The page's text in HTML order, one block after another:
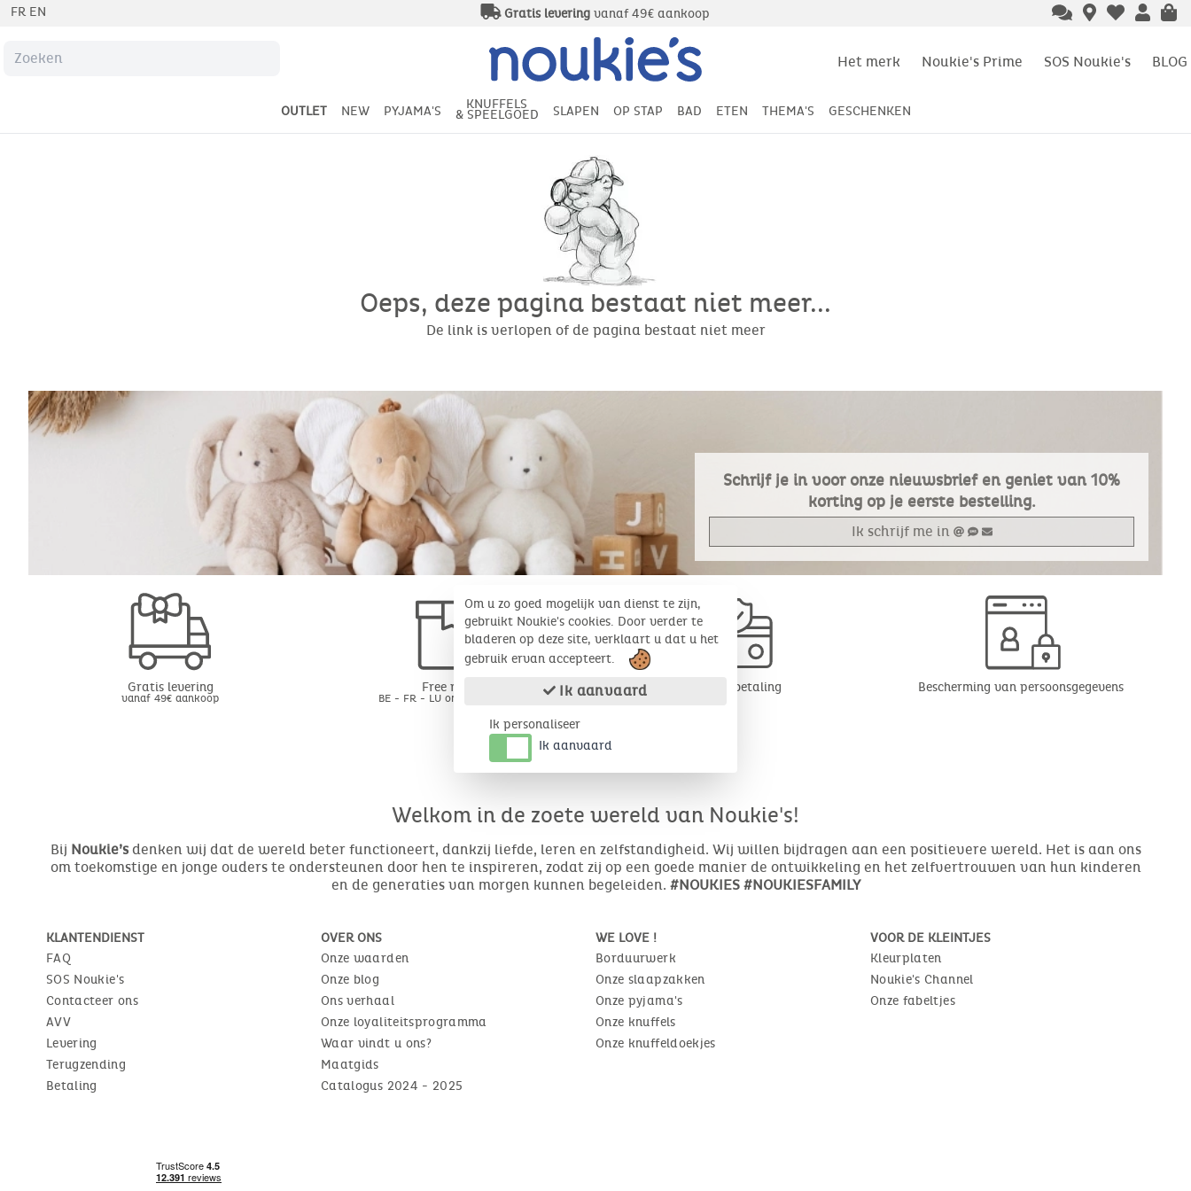
FR EN Gratis levering vanaf 49€ aankoop
Het merk Noukie's Prime SOS Noukie's BLOG
OUTLET NEW PYJAMA'S KNUFFELS
& SPEELGOED SLAPEN OP STAP BAD ETEN THEMA'S GESCHENKEN
Oeps, deze pagina bestaat niet meer...
De link is verlopen of de pagina bestaat niet meer
Schrijf je in voor onze nieuwsbrief en geniet van 10%
korting op je eerste bestelling.
Ik schrijf me in
Gratis levering
vanaf 49€ aankoop
Free return
BE - FR - LU onder 30 dagen*
Veilige betaling Bescherming van persoonsgegevens
Welkom in de zoete wereld van Noukie's!
Bij Noukie’sdenken wij dat de wereld beter functioneert, dankzij liefde, leren en zelfstandigheid. Wij willen bijdragen aan een positievere wereld. Het is aan ons
om toekomstige en jonge ouders te ondersteunen door hen te inspireren, zodat zij op een goede manier de ontwikkeling en het zelfvertrouwen van hun kinderen
en de generaties van morgen kunnen begeleiden. #NOUKIES #NOUKIESFAMILY
KLANTENDIENST
FAQ
SOS Noukie's
Contacteer ons
AVV
Levering
Terugzending
Betaling
OVER ONS
Onze waarden
Onze blog
Ons verhaal
Onze loyaliteitsprogramma
Waar vindt u ons?
Maatgids
Catalogus 2024 - 2025
WE LOVE !
Borduurwerk
Onze slaapzakken
Onze pyjama's
Onze knuffels
Onze knuffeldoekjes
VOOR DE KLEINTJES
Kleurplaten
Noukie's Channel
Onze fabeltjes
Om u zo goed mogelijk van dienst te zijn,
gebruikt Noukie's cookies. Door verder te
bladeren op deze site, verklaart u dat u het
gebruik ervan accepteert.
Ik aanvaard
Ik personaliseer
Ik aanvaard